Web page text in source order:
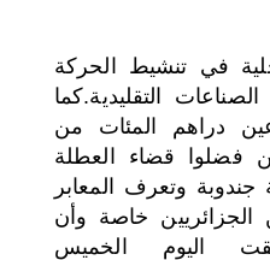
في تنشيط الحركة
التقليدية.كما
دراهم المئات من
فضلوا قضاء العطلة
جندوبة وتعرف المعابر
الجزائريين خاصة وأن
اليوم الخميس